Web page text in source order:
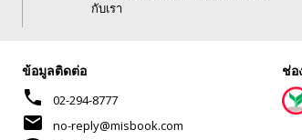
กับเรา
ข้อมูลติดต่อ
phone 02-294-8777
mail
no-reply@misbook.com
ช่อ